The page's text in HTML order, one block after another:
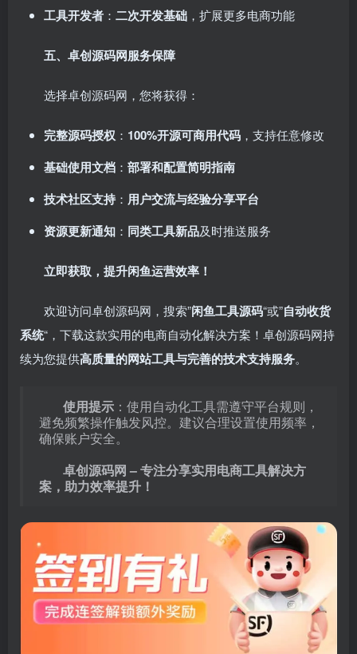
工具开发者 ： 二次开发基础 ，扩展更多电商功能
五、卓创源码网服务保障
选择卓创源码网，您将获得：
完整源码授权 ： 100%开源可商用代码 ，支持任意修改
基础使用文档 ： 部署和配置简明指南
技术社区支持： 用户交流与经验分享平台
资源更新通知 ： 同类工具新品及时推送服务
立即获取，提升闲鱼运营效率！
欢迎访问卓创源码网，搜索”闲鱼工具源码“或”自动收货
系统“，下载这款实用的电商自动化解决方案！卓创源码网持
续为您提供高质量的网站工具与完善的技术支持服务。
使用提示 ：使用自动化工具需遵守平台规则，
避免频繁操作触发风控。建议合理设置使用频率，
确保账户安全。
卓创源码网 – 专注分享实用电商工具解决方
案，助力效率提升！